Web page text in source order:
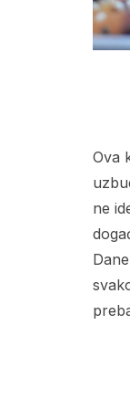
Ova
ne